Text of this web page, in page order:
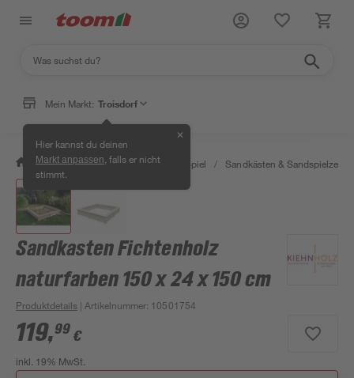
Mein Markt: Troisdorf
Hier kannst du deinen
Markt anpassen , falls er nicht
stimmt.
✕
/ Garten & Freizeit / Outdoor & Spiel / Sandkästen & Sandspielzeug
Sandkasten Fichtenholz
naturfarben 150 x 24 x 150 cm
Produktdetails | Artikelnummer: 10501754
119,99 €
inkl. 19% MwSt.